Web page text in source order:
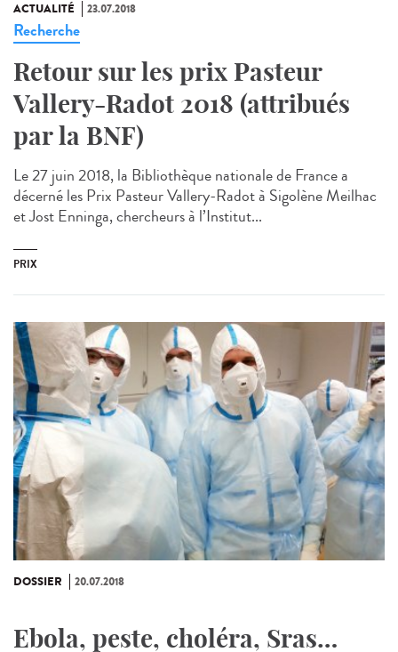
ACTUALITÉ 23.07.2018
Recherche
Retour sur les prix Pasteur
Vallery-Radot 2018 (attribués
par la BNF)
Le 27 juin 2018, la Bibliothèque nationale de France a
décerné les Prix Pasteur Vallery-Radot à Sigolène Meilhac
et Jost Enninga, chercheurs à l’Institut...
PRIX
DOSSIER 20.07.2018
Ebola, peste, choléra, Sras…